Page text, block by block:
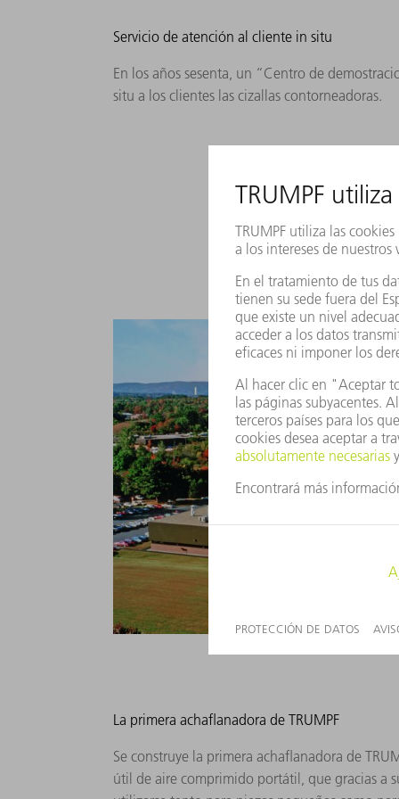
Servicio de atención al cliente in situ
En los años sesenta, un “Centro de
situ a los clientes las cizallas contorneadoras.
La primera achaflanadora de TRUMPF
Se construye la primera achaflanadora de
útil de aire comprimido portátil, que gracias a